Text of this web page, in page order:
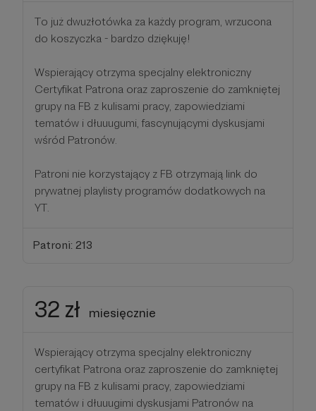
To już dwuzłotówka za każdy program, wrzucona
do koszyczka - bardzo dziękuję!
Wspierający otrzyma specjalny elektroniczny
Certyfikat Patrona oraz zaproszenie do zamkniętej
grupy na FB z kulisami pracy, zapowiedziami
tematów i dłuuugumi, fascynującymi dyskusjami
wśród Patronów.
Patroni nie korzystający z FB otrzymają link do
prywatnej playlisty programów dodatkowych na
YT.
Patroni: 213
32 zł miesięcznie
Wspierający otrzyma specjalny elektroniczny
certyfikat Patrona oraz zaproszenie do zamkniętej
grupy na FB z kulisami pracy, zapowiedziami
tematów i dłuuugimi dyskusjami Patronów na